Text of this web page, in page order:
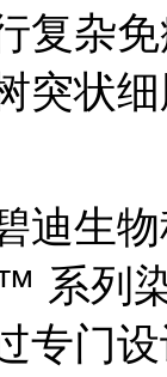
复杂
突状
迪生
系列
专门